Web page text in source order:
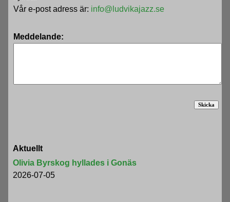
Vår e-post adress är: info@ludvikajazz.se
Meddelande:
Aktuellt
Olivia Byrskog hyllades i Gonäs
2026-07-05